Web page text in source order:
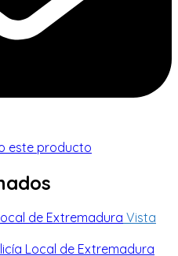
este producto
Vista